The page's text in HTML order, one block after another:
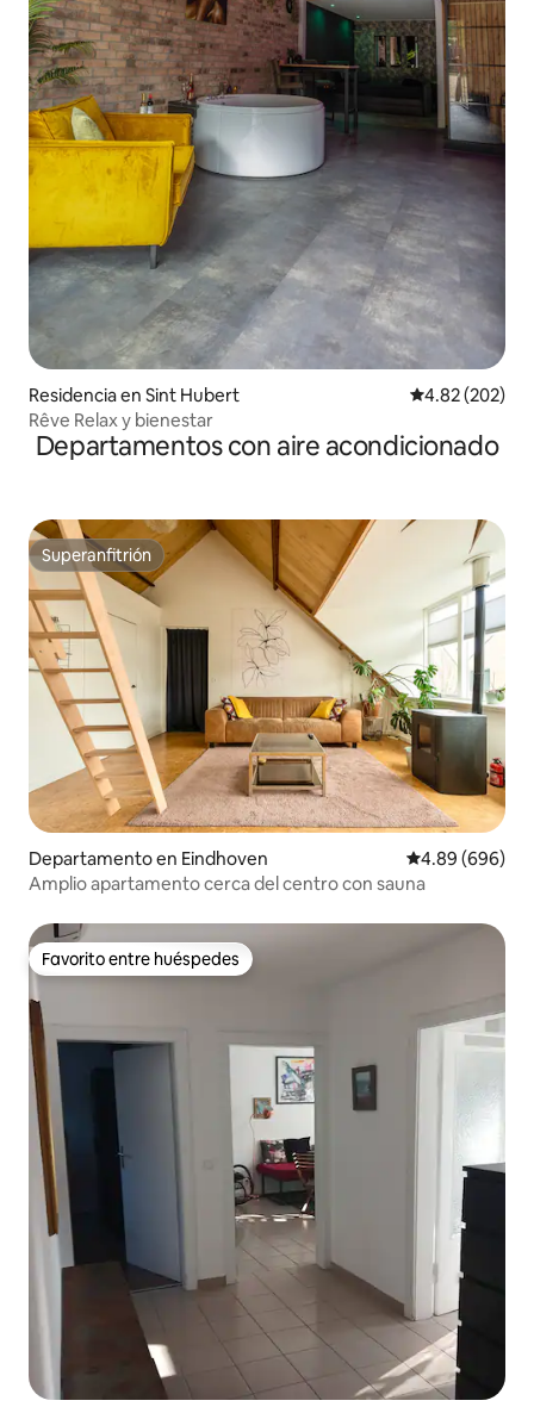
Residencia en Sint Hubert Calificación
4.82 (202)
Rêve Relax y bienestar
Departamentos con aire acondicionado
Superanfitrión
Superanfitrión
Departamento en Eindhoven Calificación
4.89 (696)
Amplio apartamento cerca del centro con sauna
Favorito entre huéspedes
Favorito entre huéspedes